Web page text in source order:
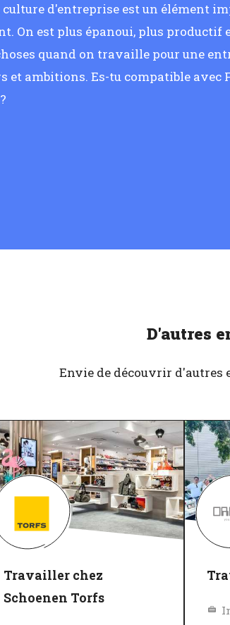
d'entreprise est un élément
On est plus épanoui, plus productif
quand on travaille pour une
et ambitions. Es-tu compatible avec
D'autres
Envie de découvrir d'autres
Travailler chez
Schoenen Torfs